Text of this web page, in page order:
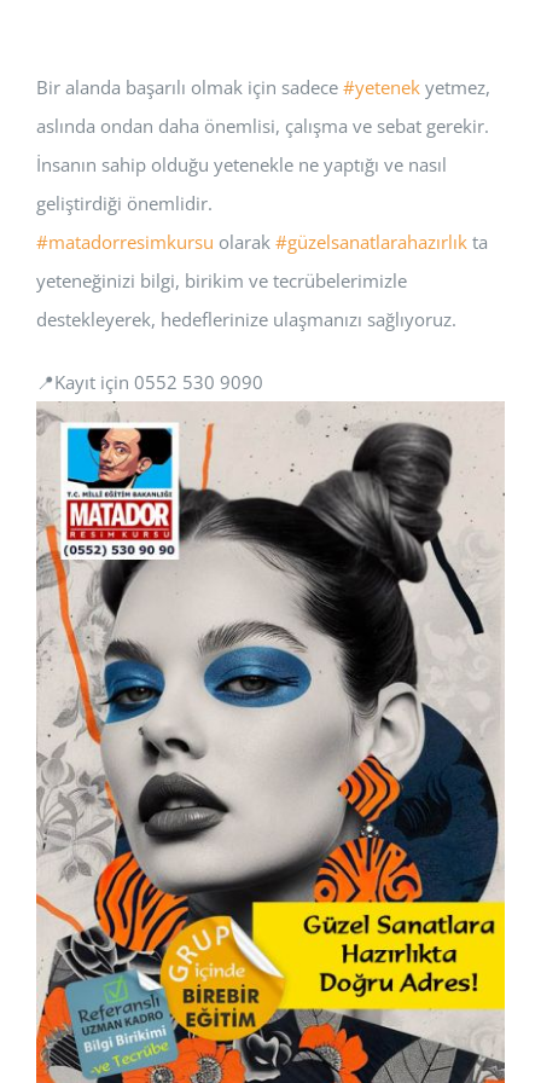
Bir alanda başarılı olmak için sadece #yetenek yetmez,
aslında ondan daha önemlisi, çalışma ve sebat gerekir.
İnsanın sahip olduğu yetenekle ne yaptığı ve nasıl
geliştirdiği önemlidir.
#matadorresimkursu olarak #güzelsanatlarahazırlık ta
yeteneğinizi bilgi, birikim ve tecrübelerimizle
destekleyerek, hedeflerinize ulaşmanızı sağlıyoruz.
📍Kayıt için 0552 530 9090